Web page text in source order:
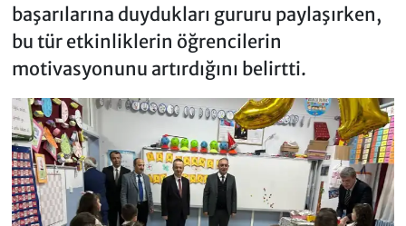
başarılarına duydukları gururu paylaşırken,
bu tür etkinliklerin öğrencilerin
motivasyonunu artırdığını belirtti.